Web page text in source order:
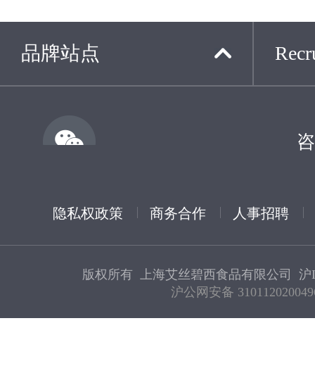
品牌站点
隐私权政策 商务合作 人事招聘
版权所有 上海艾丝碧西食品有限公司 沪
沪公网安备